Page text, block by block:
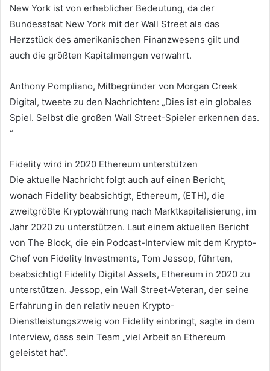
New York ist von erheblicher Bedeutung, da der
Bundesstaat New York mit der Wall Street als das
Herzstück des amerikanischen Finanzwesens gilt und
auch die größten Kapitalmengen verwahrt.
Anthony Pompliano, Mitbegründer von Morgan Creek
Digital, tweete zu den Nachrichten: „Dies ist ein globales
Spiel. Selbst die großen Wall Street-Spieler erkennen das.
“
Fidelity wird in 2020 Ethereum unterstützen
Die aktuelle Nachricht folgt auch auf einen Bericht,
wonach Fidelity beabsichtigt, Ethereum, (ETH), die
zweitgrößte Kryptowährung nach Marktkapitalisierung, im
Jahr 2020 zu unterstützen. Laut einem aktuellen Bericht
von The Block, die ein Podcast-Interview mit dem Krypto-
Chef von Fidelity Investments, Tom Jessop, führten,
beabsichtigt Fidelity Digital Assets, Ethereum in 2020 zu
unterstützen. Jessop, ein Wall Street-Veteran, der seine
Erfahrung in den relativ neuen Krypto-
Dienstleistungszweig von Fidelity einbringt, sagte in dem
Interview, dass sein Team „viel Arbeit an Ethereum
geleistet hat“.